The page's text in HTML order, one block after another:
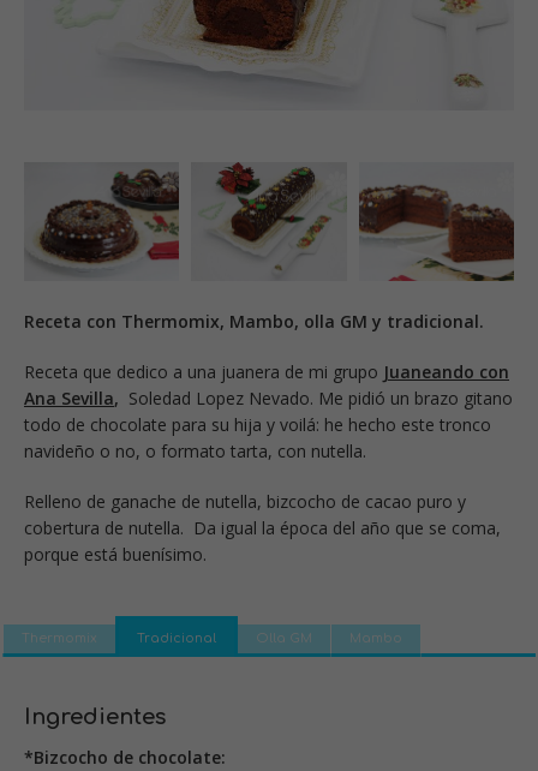
Receta con Thermomix, Mambo, olla GM y tradicional.
Receta que dedico a una juanera de mi grupo Juaneando con
Ana Sevilla, Soledad Lopez Nevado. Me pidió un brazo gitano
todo de chocolate para su hija y voilá: he hecho este tronco
navideño o no, o formato tarta, con nutella.
Relleno de ganache de nutella, bizcocho de cacao puro y
cobertura de nutella. Da igual la época del año que se coma,
porque está buenísimo.
Thermomix Tradicional Olla GM Mambo
Ingredientes
*Bizcocho de chocolate: